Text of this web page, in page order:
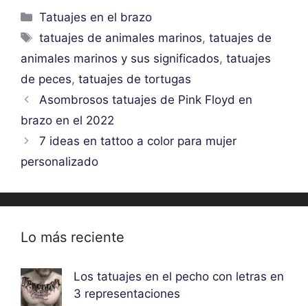
Categorías
Tatuajes en el brazo
Etiquetas
tatuajes de animales marinos,tatuajes de
animales marinos y sus significados, tatuajes
de peces, tatuajes de tortugas
Asombrosos tatuajes de Pink Floyd en
brazo en el 2022
7 ideas en tattoo a color para mujer
personalizado
Lo más reciente
Los tatuajes en el pecho con letras en
3 representaciones